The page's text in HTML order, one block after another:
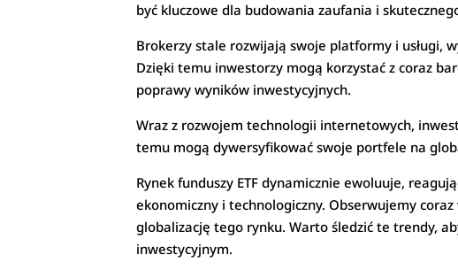
być kluczowe dla budowania zaufania i
Brokerzy stale rozwijają swoje platformy i usługi,
Dzięki temu inwestorzy mogą korzystać z coraz
poprawy wyników inwestycyjnych.
Wraz z rozwojem technologii internetowych,
temu mogą dywersyfikować swoje portfele na
Rynek funduszy ETF dynamicznie ewoluuje,
ekonomiczny i technologiczny. Obserwujemy
globalizację tego rynku. Warto śledzić te trendy,
inwestycyjnym.